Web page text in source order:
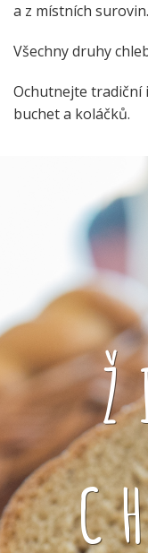
a z místních surovin.
Všechny druhy
Ochutnejte tradiční
buchet a koláčků.